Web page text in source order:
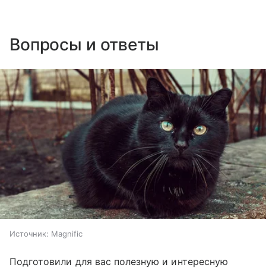
Вопросы и ответы
Источник: Magnific
Подготовили для вас полезную и интересную